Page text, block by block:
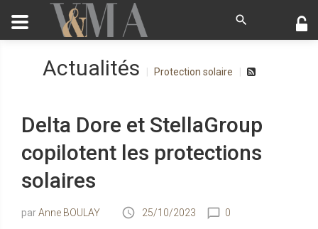
Actualités Protection solaire
Delta Dore et StellaGroup
copilotent les protections
solaires
Anne BOULAY 25/10/2023 0